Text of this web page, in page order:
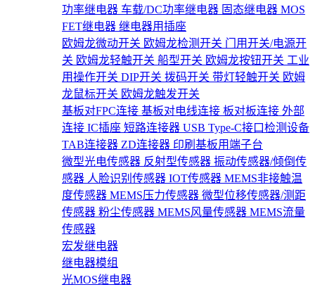
功率继电器 车载/DC功率继电器 固态继电器 MOS
FET继电器 继电器用插座
欧姆龙微动开关 欧姆龙检测开关 门用开关/电源开
关 欧姆龙轻触开关 船型开关 欧姆龙按钮开关 工业
用操作开关 DIP开关 拨码开关 带灯轻触开关 欧姆
龙鼠标开关 欧姆龙触发开关
基板对FPC连接 基板对电线连接 板对板连接 外部
连接 IC插座 短路连接器 USB Type-C接口检测设备
TAB连接器 ZD连接器 印刷基板用端子台
微型光电传感器 反射型传感器 振动传感器/倾倒传
感器 人脸识别传感器 IOT传感器 MEMS非接触温
度传感器 MEMS压力传感器 微型位移传感器/测距
传感器 粉尘传感器 MEMS风量传感器 MEMS流量
传感器
宏发继电器
继电器模组
光MOS继电器